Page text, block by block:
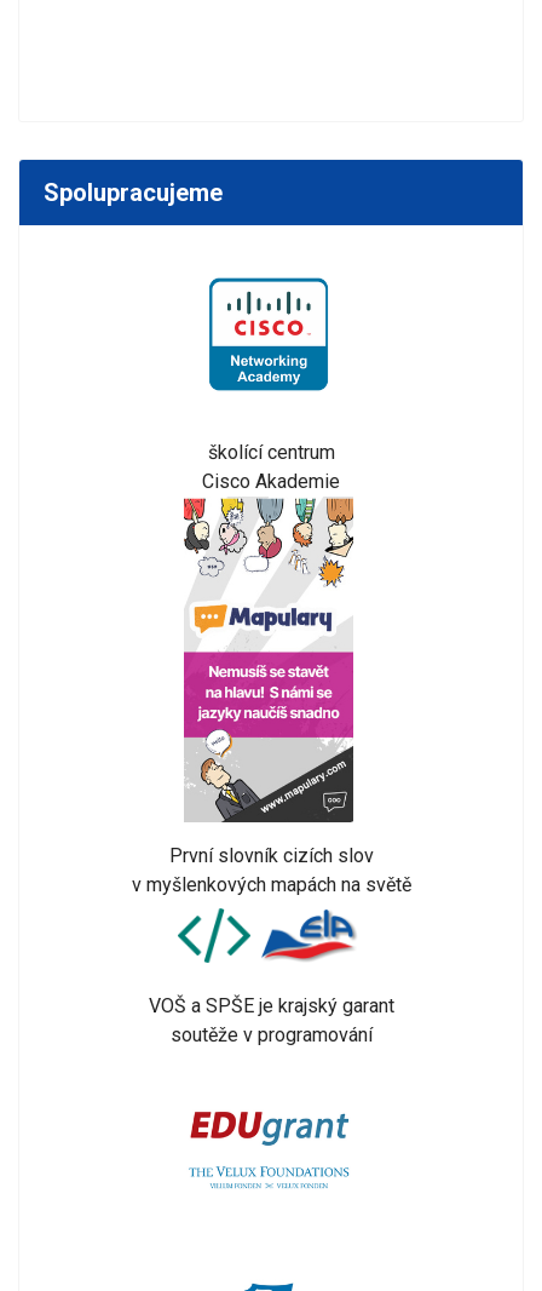
Spolupracujeme
školící centrum
Cisco Akademie
První slovník cizích slov
v myšlenkových mapách na světě
VOŠ a SPŠE je krajský garant
soutěže v programování